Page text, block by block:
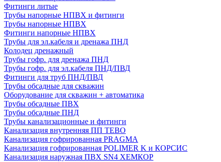
Фитинги литые
Трубы напорные НПВХ и фитинги
Трубы напорные НПВХ
Фитинги напорные НПВХ
Трубы для эл.кабеля и дренажа ПНД
Колодец дренажный
Трубы гофр. для дренажа ПНД
Трубы гофр. для эл.кабеля ПНД/ПВД
Фитинги для труб ПНД/ПВД
Трубы обсадные для скважин
Оборудование для скважин + автоматика
Трубы обсадные ПВХ
Трубы обсадные ПНД
Трубы канализационные и фитинги
Канализация внутренняя ПП TEBO
Канализация гофрированная PRAGMA
Канализация гофрированная POLIMER K и КОРСИС
Канализация наружная ПВХ SN4 ХЕМКОР